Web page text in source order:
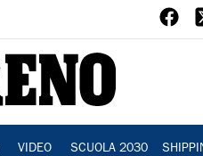
VIDEO SCUOLA 2030